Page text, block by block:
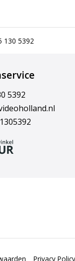
130 5392
5392
Privacy Policy